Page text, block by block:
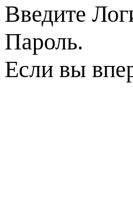
Введите
Пароль.
Если вы